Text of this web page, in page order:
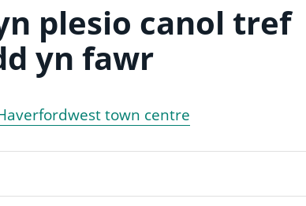
plesio canol tref
yn fawr
town centre